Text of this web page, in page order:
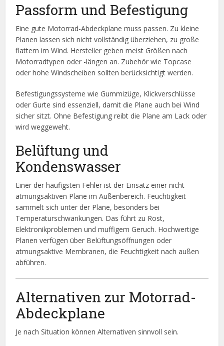
Passform und Befestigung
Eine gute Motorrad-Abdeckplane muss passen. Zu kleine
Planen lassen sich nicht vollständig überziehen, zu große
flattern im Wind. Hersteller geben meist Größen nach
Motorradtypen oder -längen an. Zubehör wie Topcase
oder hohe Windscheiben sollten berücksichtigt werden.
Befestigungssysteme wie Gummizüge, Klickverschlüsse
oder Gurte sind essenziell, damit die Plane auch bei Wind
sicher sitzt. Ohne Befestigung reibt die Plane am Lack oder
wird weggeweht.
Belüftung und
Kondenswasser
Einer der häufigsten Fehler ist der Einsatz einer nicht
atmungsaktiven Plane im Außenbereich. Feuchtigkeit
sammelt sich unter der Plane, besonders bei
Temperaturschwankungen. Das führt zu Rost,
Elektronikproblemen und muffigem Geruch. Hochwertige
Planen verfügen über Belüftungsöffnungen oder
atmungsaktive Membranen, die Feuchtigkeit nach außen
abführen.
Alternativen zur Motorrad-
Abdeckplane
Je nach Situation können Alternativen sinnvoll sein.